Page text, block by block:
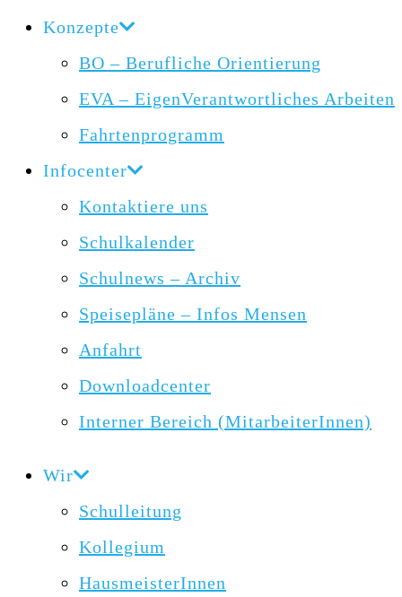
Konzepte
BO – Berufliche Orientierung
EVA – EigenVerantwortliches Arbeiten
Fahrtenprogramm
Infocenter
Kontaktiere uns
Schulkalender
Schulnews – Archiv
Speisepläne – Infos Mensen
Anfahrt
Downloadcenter
Interner Bereich (MitarbeiterInnen)
Wir
Schulleitung
Kollegium
HausmeisterInnen